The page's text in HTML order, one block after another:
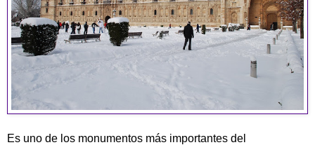
Es uno de los monumentos más importantes del